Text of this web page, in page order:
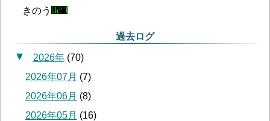
きのう
過去ログ
2026年 (70)
2026年07月 (7)
2026年06月 (8)
2026年05月 (16)